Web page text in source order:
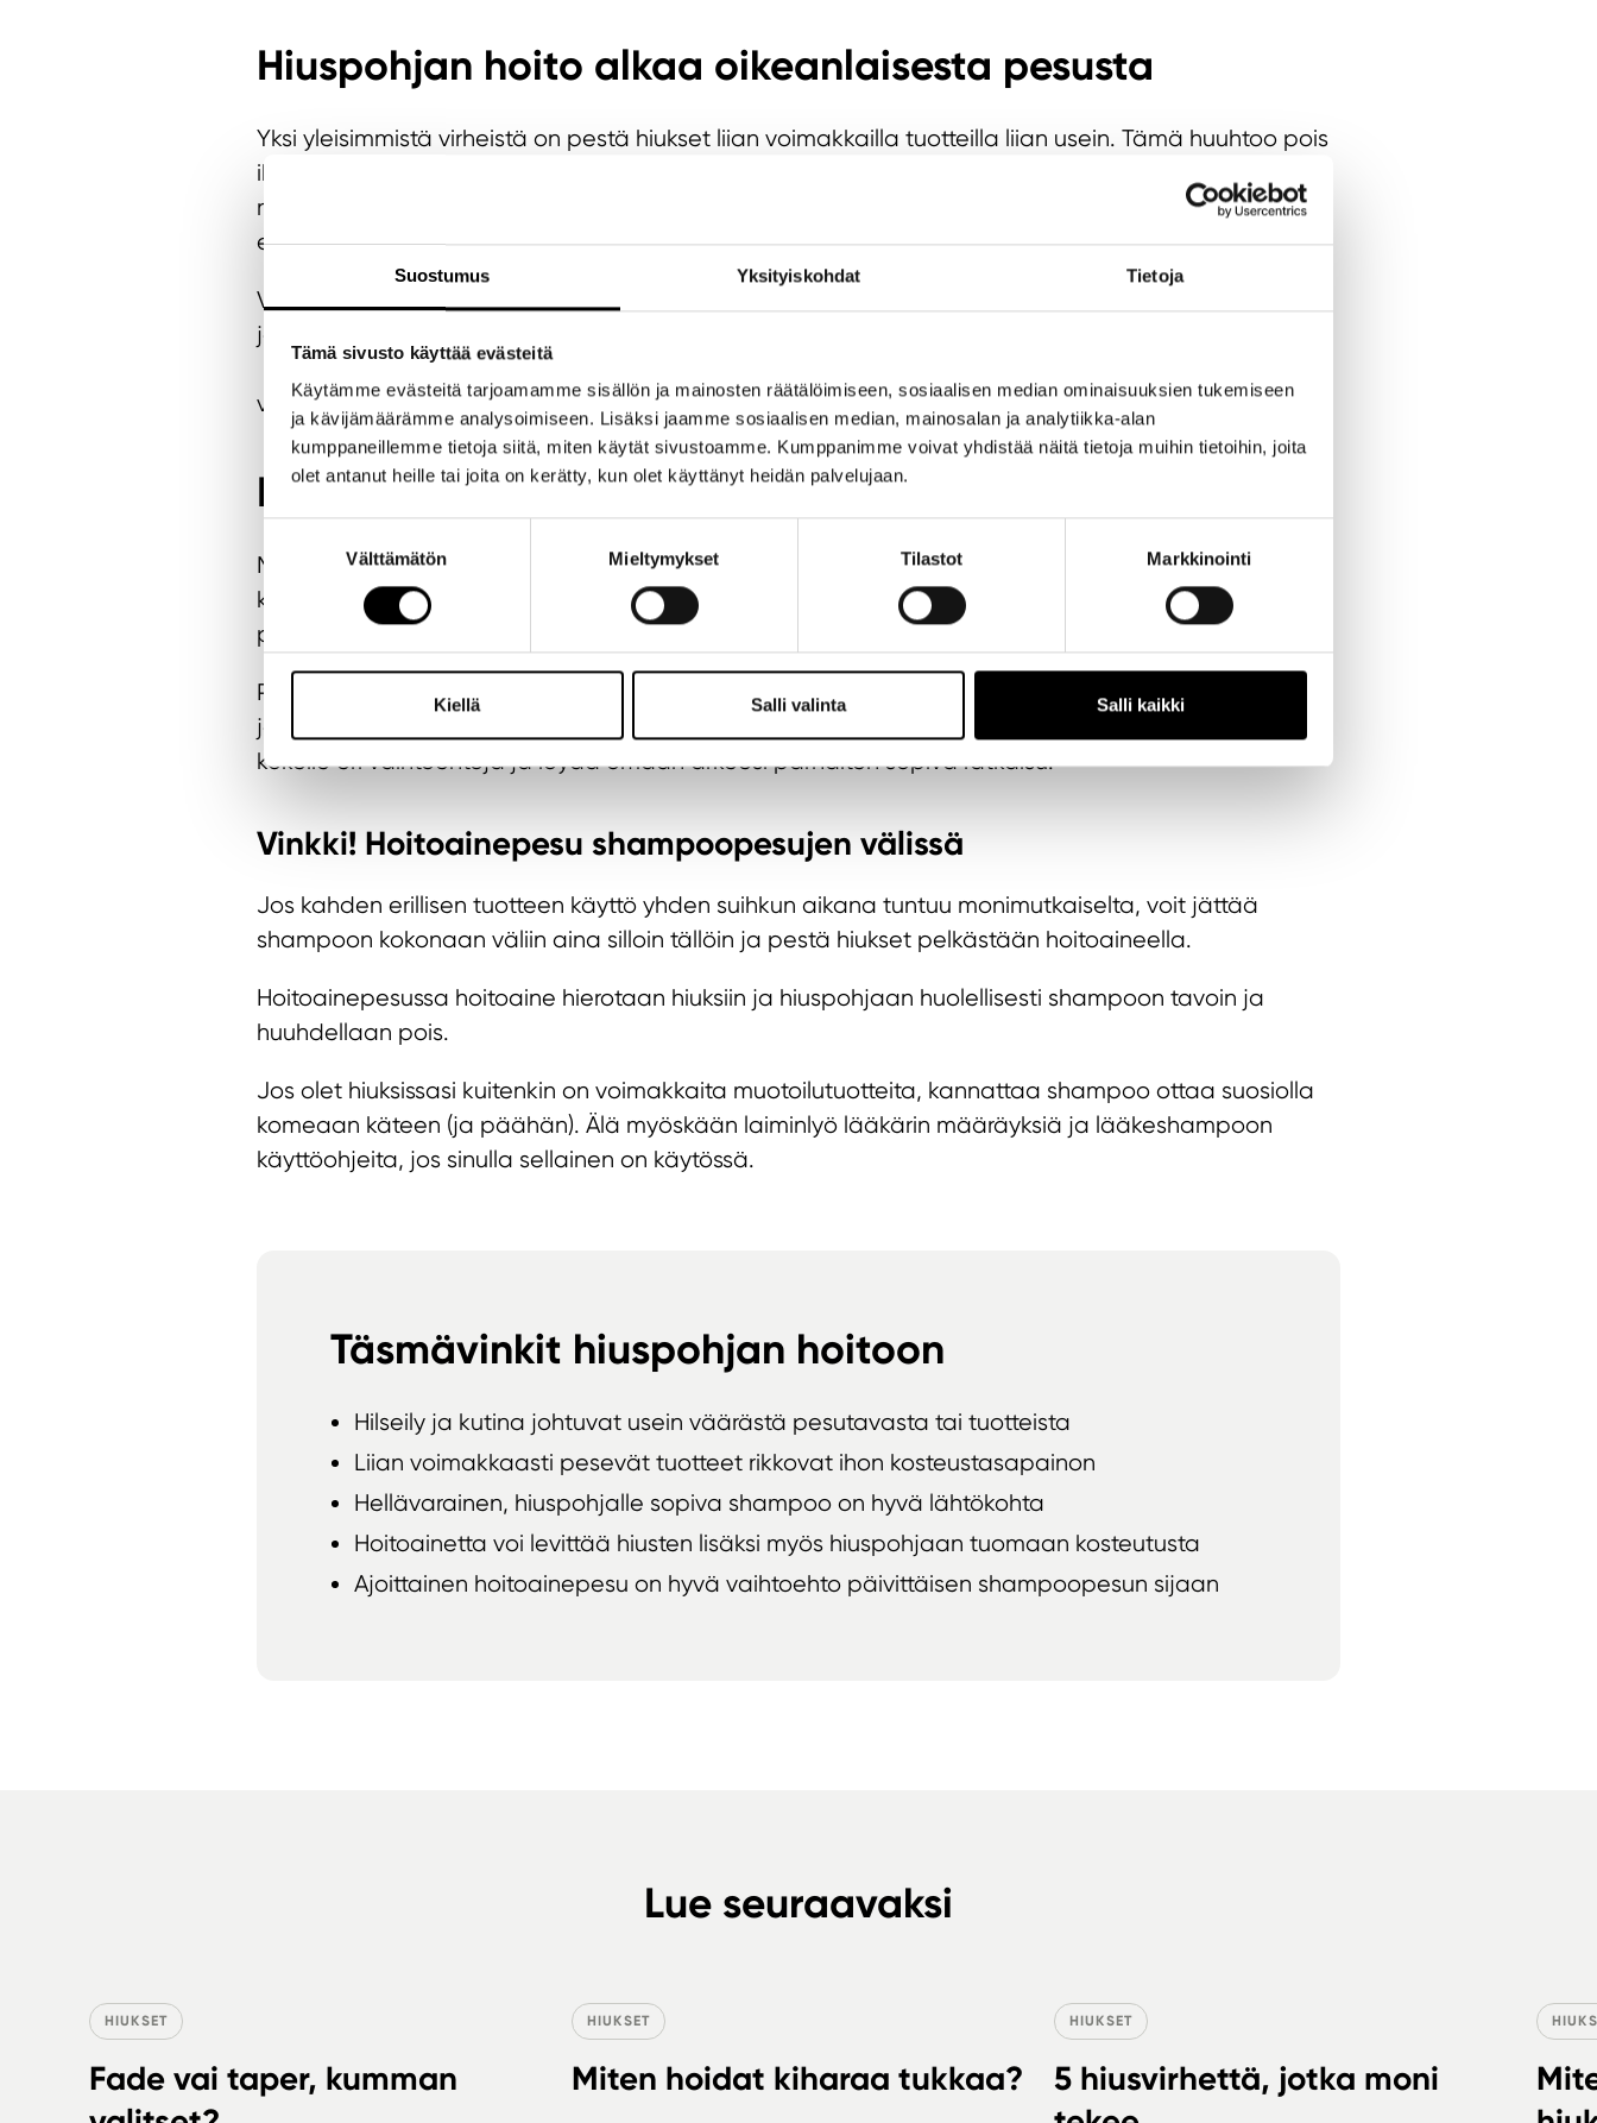
Suostumus Yksityiskohdat Tietoja
Tämä sivusto käyttää evästeitä
Käytämme evästeitä tarjoamamme sisällön ja mainosten räätälöimiseen, sosiaalisen median ominaisuuksien tukemiseen
ja kävijämäärämme analysoimiseen. Lisäksi jaamme sosiaalisen median, mainosalan ja analytiikka-alan
kumppaneillemme tietoja siitä, miten käytät sivustoamme. Kumppanimme voivat yhdistää näitä tietoja muihin tietoihin, joita
olet antanut heille tai joita on kerätty, kun olet käyttänyt heidän palvelujaan.
valinta
Välttämätön Mieltymykset Tilastot Markkinointi
Kiellä Salli valinta Salli kaikki
Hiuspohjan hoito alkaa oikeanlaisesta pesusta
Yksi yleisimmistä virheistä on pestä hiukset liian voimakkailla tuotteilla liian usein. Tämä huuhtoo pois
ihon luontaiset suoja-aineet ja horjuttaa hiuspohjan kosteustasapainoa. Ylimääräinen rasva, hiki,
muotoilutuotteet ja hilse on toki hyvä pestä pois, mutta liian aggressiivinen pesu voi johtaa siihen,
että hiuspohja kuivuu liiaksi tai alkaa tuottaa rasvaa entistä nopeammin.
Vaihda voimakas monessa käyttötarkoituksessa toimiva pesuaine hellävaraiseen shampooseen,
joka on suunniteltu hiuspohjasi tarpeet edellä. Jo tämä yksi muutos voi tehdä selkeän eron.
Rasvoittuvaa hiuspohjaa voi pestä useammin kuin kuivaa ja jos hiuspohjassa esiintyy ikävää hajua,
voi päivittäinen shampoopesu olla tarpeen, kunhan shampoo ei ole liian pesevä.
Hoitoaineella voi kosteuttaa myös hiuspohjaa
Monet mieltävät hoitoaineen vain takkujen ehkäisijäksi, mutta etenkin talvella hiuspohjaa
kosteuttava hoitoaine voi olla avainpelaaja kuivumista vastaan. Tärkeää on levittää hoitoaine
pelkkien hiusten sijaan myös hiuspohjaan, jotta hiuspohja saa kosteutusta.
Perinteisen pois huuhdeltavan hoitoaineen lisäksi on olemassa hiuspohjaan jätettäviä hoitonesteitä,
jotka ehkäisevät ongelmia ja lievittävät jo alkanutta kutinaa nopeasti. Kysy suosituksia parturiltasi,
kokeile eri vaihtoehtoja ja löydä omaan arkeesi parhaiten sopiva ratkaisu.
Vinkki! Hoitoainepesu shampoopesujen välissä
Jos kahden erillisen tuotteen käyttö yhden suihkun aikana tuntuu monimutkaiselta, voit jättää
shampoon kokonaan väliin aina silloin tällöin ja pestä hiukset pelkästään hoitoaineella.
Hoitoainepesussa hoitoaine hierotaan hiuksiin ja hiuspohjaan huolellisesti shampoon tavoin ja
huuhdellaan pois.
Jos olet hiuksissasi kuitenkin on voimakkaita muotoilutuotteita, kannattaa shampoo ottaa suosiolla
komeaan käteen (ja päähän). Älä myöskään laiminlyö lääkärin määräyksiä ja lääkeshampoon
käyttöohjeita, jos sinulla sellainen on käytössä.
Täsmävinkit hiuspohjan hoitoon
Hilseily ja kutina johtuvat usein väärästä pesutavasta tai tuotteista
Liian voimakkaasti pesevät tuotteet rikkovat ihon kosteustasapainon
Hellävarainen, hiuspohjalle sopiva shampoo on hyvä lähtökohta
Hoitoainetta voi levittää hiusten lisäksi myös hiuspohjaan tuomaan kosteutusta
Ajoittainen hoitoainepesu on hyvä vaihtoehto päivittäisen shampoopesun sijaan
Lue seuraavaksi
HIUKSET
Fade vai taper, kumman
HIUKSET
Miten hoidat kiharaa tukkaa?
HIUKSET
5 hiusvirhettä, jotka moni